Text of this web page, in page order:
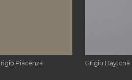
Piacenza Grigio Daytona